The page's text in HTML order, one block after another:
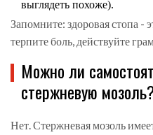
выглядеть похоже).
Запомните: здоровая стопа -
терпите боль, действуйте
Можно ли
стержневую
Нет. Стержневая мозоль